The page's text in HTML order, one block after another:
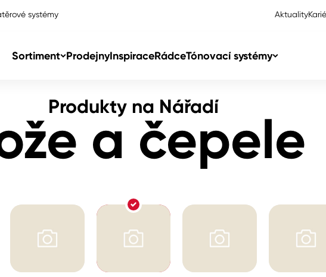
systémy Aktuality
Sortiment ProdejnyInspiraceRádceTónovací systémy
Colorlak Profi
Produkty na Nářadí
a čepele